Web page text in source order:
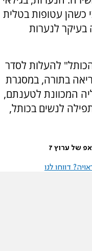
כשהן עטופות בטלית
בעיקר לנערות
להעלות לסדר
בתורה, במסגרת
המכוונת לטענתם,
לנשים בכותל,
של ערוץ 7
דווחו לנו